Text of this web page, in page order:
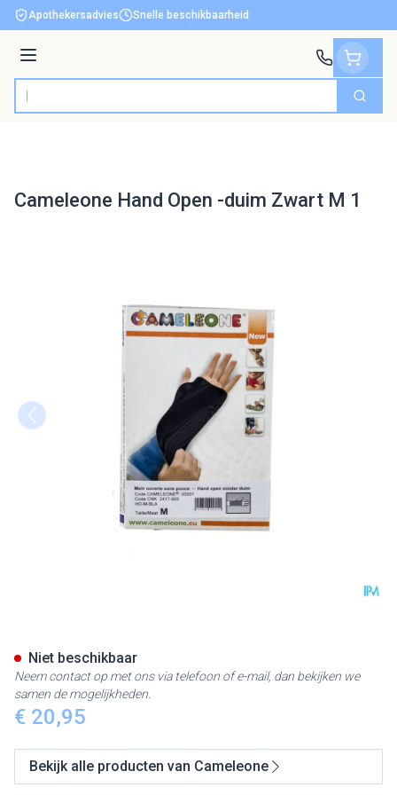
Ga naar de inhoud
Apothekersadvies Snelle beschikbaarheid
Menu
Product, merk, categorie... Zoek
Cameleone Hand Open -duim Zwart M 1
€ 20,95
Niet beschikbaar
Neem contact op met ons via telefoon of e-mail, dan bekijken we
samen de mogelijkheden.
Bekijk alle producten van Cameleone